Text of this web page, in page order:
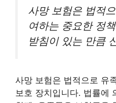
사망 보험은 법적
여하는 중요한 정
받침이 있는 만큼
사망 보험은 법적으로 유
보호 장치입니다. 법률에